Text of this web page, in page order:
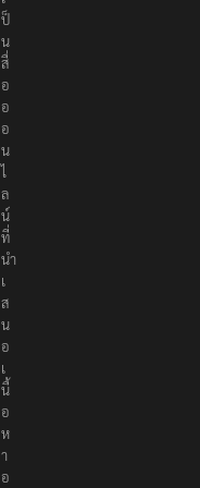
s
เ
ป็
น
สื่
อ
อ
อ
น
ไ
ล
น์
ที่
นำ
เ
ส
น
อ
เ
นื้
อ
ห